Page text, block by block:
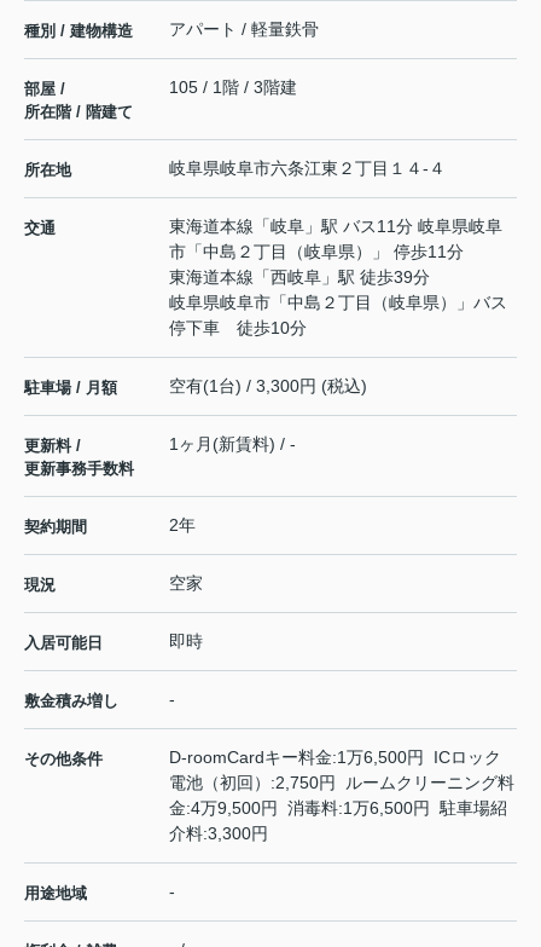
種別 / 建物構造 アパート / 軽量鉄骨
部屋 /
所在階 / 階建て
105 / 1階 / 3階建
所在地 岐阜県岐阜市六条江東 ２丁目１４-４
交通 東海道本線 「岐阜 」駅 バス11分 岐阜県岐阜
市「中島２丁目（岐阜県）」 停歩11分
東海道本線 「西岐阜 」駅 徒歩39分
岐阜県岐阜市「中島２丁目（岐阜県）」バス
停下車 徒歩10分
駐車場 / 月額 空有(1台) / 3,300円 (税込)
更新料 /
更新事務手数料
1ヶ月(新賃料) / -
契約期間 2年
現況 空家
入居可能日 即時
敷金積み増し -
その他条件
D-roomCardキー料金:1万6,500円 ICロック
電池（初回）:2,750円 ルームクリーニング料
金:4万9,500円 消毒料:1万6,500円 駐車場紹
介料:3,300円
用途地域 -